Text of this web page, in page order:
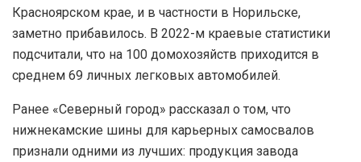
Красноярском крае, и в частности в Норильске,
заметно прибавилось. В 2022-м краевые статистики
подсчитали, что на 100 домохозяйств приходится в
среднем 69 личных легковых автомобилей.
Ранее «Северный город» рассказал о том, что
нижнекамские шины для карьерных самосвалов
признали одними из лучших: продукция завода